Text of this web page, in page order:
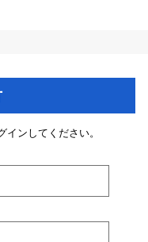
ンしてください。